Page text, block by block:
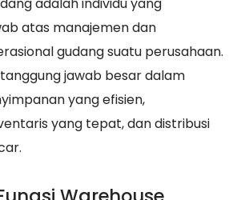
atas manajemen dan
gudang suatu perusahaan.
jawab besar dalam
yang efisien,
yang tepat, dan distribusi